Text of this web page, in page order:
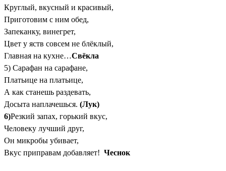
Круглый, вкусный и красивый,
Приготовим с ним обед,
Запеканку, винегрет,
Цвет у яств совсем не блёклый,
Главная на кухне…Свёкла
5) Сарафан на сарафане,
Платьице на платьице,
А как станешь раздевать,
Досыта наплачешься. (Лук)
6)Резкий запах, горький вкус,
Человеку лучший друг,
Он микробы убивает,
Вкус приправам добавляет! Чеснок